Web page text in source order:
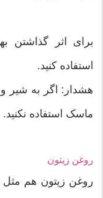
برای اثر گذاشتن
استفاده کنید.
هشدار: اگر به شیر و
ماسک استفاده نکنید.
روغن زیتون
روغن زیتون هم مثل